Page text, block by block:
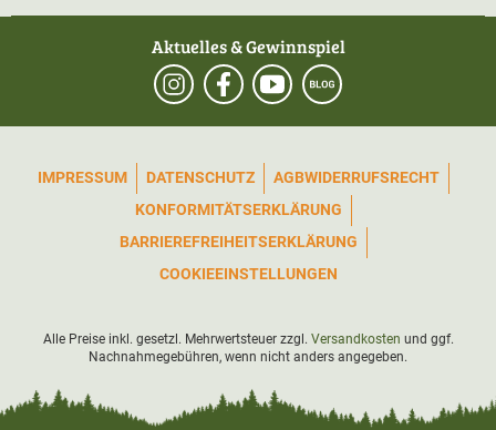
Aktuelles & Gewinnspiel
IMPRESSUM DATENSCHUTZ AGBWIDERRUFSRECHT
KONFORMITÄTSERKLÄRUNG
BARRIEREFREIHEITSERKLÄRUNG
COOKIEEINSTELLUNGEN
Alle Preise inkl. gesetzl. Mehrwertsteuer zzgl. Versandkosten und ggf.
Nachnahmegebühren, wenn nicht anders angegeben.